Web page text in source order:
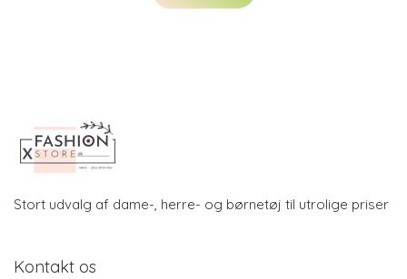
Stort udvalg af dame-, herre- og børnetøj til utrolige priser
Kontakt os